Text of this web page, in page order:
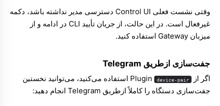
وقتی نشست فعلی Control UI دسترسی مدیر نداشته باشد، دکمه
غیرفعال است. در این حالت، از جریان تأیید CLI در ادامه و از
میزبان Gateway استفاده کنید.
جفت‌سازی ازطریق Telegram
اگر از Plugin device-pair
استفاده می‌کنید، می‌توانید نخستین
جفت‌سازی دستگاه را کاملاً ازطریق Telegram انجام دهید: